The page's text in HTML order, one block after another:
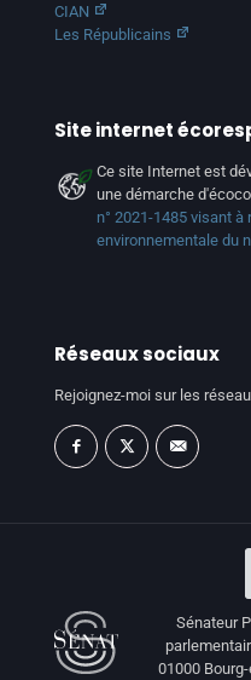
CIAN
Les Républicains
Site internet
Ce site Internet est
une démarche
n° 2021-1485 visant
environnementale du
Réseaux sociaux
Rejoignez-moi sur les
Sénateur
01000